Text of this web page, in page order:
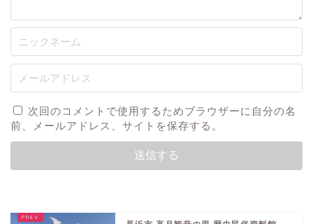
次回のコメントで使用するためブラウザーに自分の名
前、メールアドレス、サイトを保存する。